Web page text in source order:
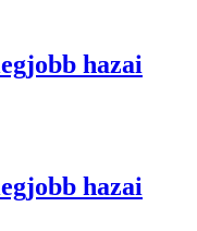
hazai
hazai